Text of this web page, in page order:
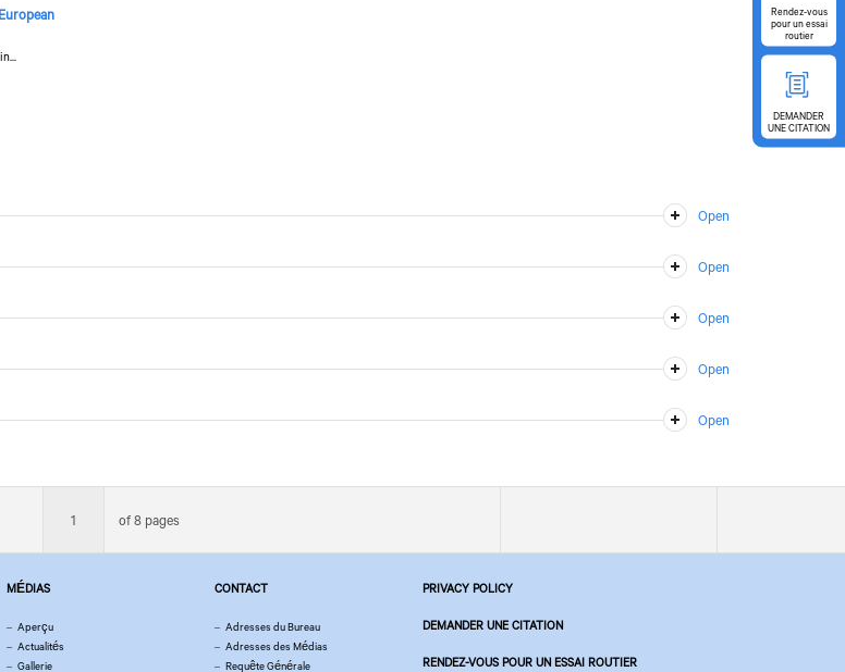
1 of 8 pages
MÉDIAS
Aperçu
Actualités
Gallerie
CONTACT
Adresses du Bureau
Adresses des Médias
Requête Générale
PRIVACY POLICY
DEMANDER UNE CITATION
RENDEZ-VOUS POUR UN ESSAI ROUTIER
Rendez-vous
pourun essai
routier
DEMANDER
UNE CITATION